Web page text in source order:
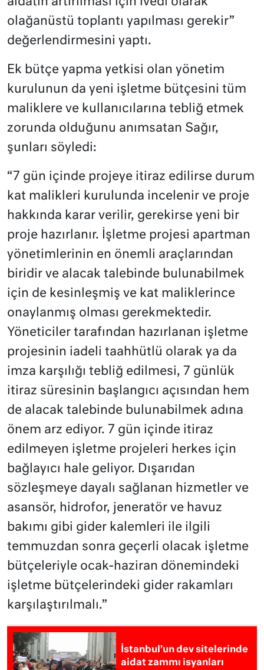
olağanüstü toplantı yapılması gerekir”
değerlendirmesini yaptı.
Ek bütçe yapma yetkisi olan yönetim
kurulunun da yeni işletme bütçesini tüm
maliklere ve kullanıcılarına tebliğ etmek
zorunda olduğunu anımsatan Sağır,
şunları söyledi:
“7 gün içinde projeye itiraz edilirse durum
kat malikleri kurulunda incelenir ve proje
hakkında karar verilir, gerekirse yeni bir
proje hazırlanır. İşletme projesi apartman
yönetimlerinin en önemli araçlarından
biridir ve alacak talebinde bulunabilmek
için de kesinleşmiş ve kat maliklerince
onaylanmış olması gerekmektedir.
Yöneticiler tarafından hazırlanan işletme
projesinin iadeli taahhütlü olarak ya da
imza karşılığı tebliğ edilmesi, 7 günlük
itiraz süresinin başlangıcı açısından hem
de alacak talebinde bulunabilmek adına
önem arz ediyor. 7 gün içinde itiraz
edilmeyen işletme projeleri herkes için
bağlayıcı hale geliyor. Dışarıdan
sözleşmeye dayalı sağlanan hizmetler ve
asansör, hidrofor, jeneratör ve havuz
bakımı gibi gider kalemleri ile ilgili
temmuzdan sonra geçerli olacak işletme
bütçeleriyle ocak-haziran dönemindeki
işletme bütçelerindeki gider rakamları
karşılaştırılmalı.”
İstanbul’un dev sitelerinde
aidat zammı isyanları